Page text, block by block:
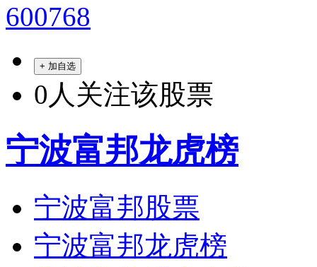
600768
+ 加自选
0 人关注该股票
宁波富邦龙虎榜
宁波富邦股票
宁波富邦龙虎榜